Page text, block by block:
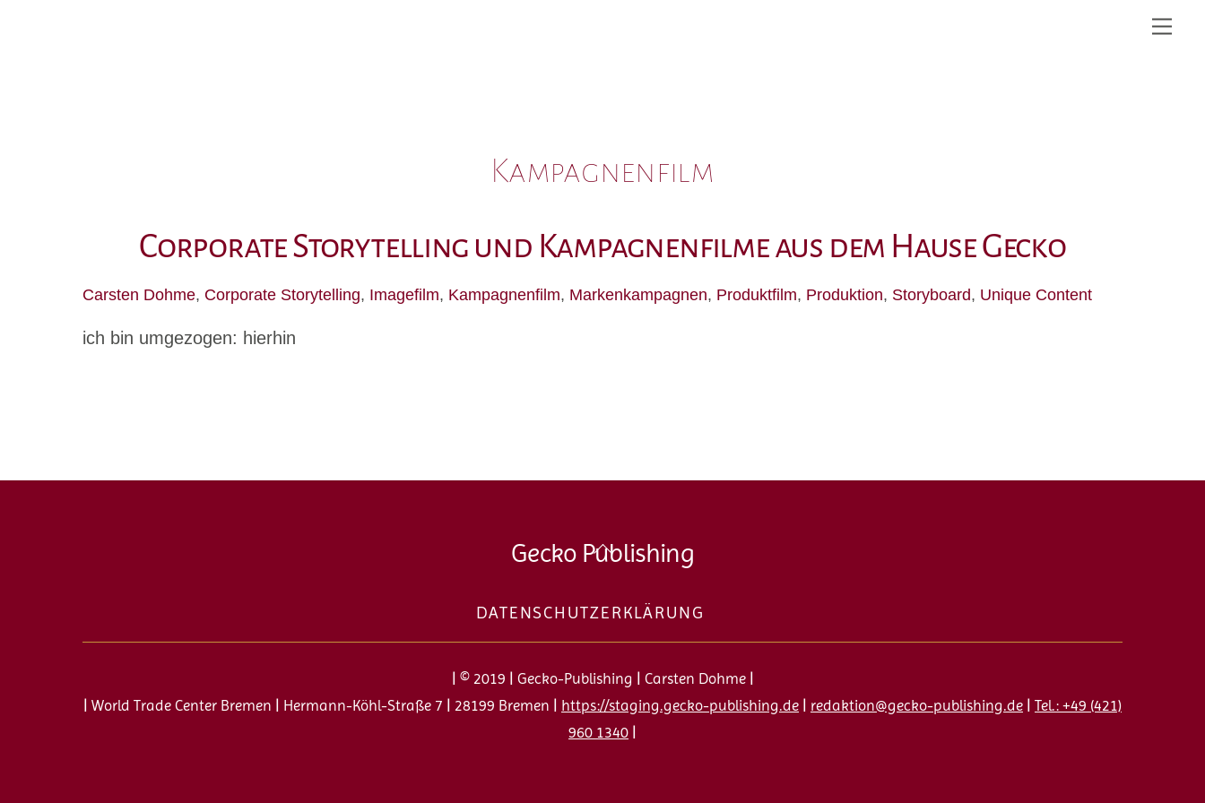
Kampagnenfilm
Corporate Storytelling und Kampagnenfilme aus dem Hause Gecko
Carsten Dohme, Corporate Storytelling, Imagefilm, Kampagnenfilm, Markenkampagnen, Produktfilm, Produktion, Storyboard, Unique Content
ich bin umgezogen: hierhin
Back
Top
Gecko Publishing
DATENSCHUTZERKLÄRUNG
| © 2019 | Gecko-Publishing | Carsten Dohme |
| World Trade Center Bremen | Hermann-Köhl-Straße 7 | 28199 Bremen | https://staging.gecko-publishing.de redaktion@gecko-publishing.de
Tel.: +49 (421)
960 1340